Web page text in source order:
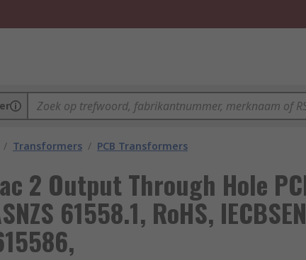
/ Transformers / PCB Transformers
2 Output Through Hole
61558.1, RoHS, IECBSEN